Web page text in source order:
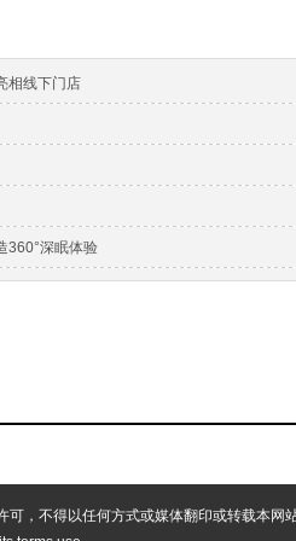
相线下门店
360°深眠体验
可，不得以任何方式或媒体翻印或转载本网